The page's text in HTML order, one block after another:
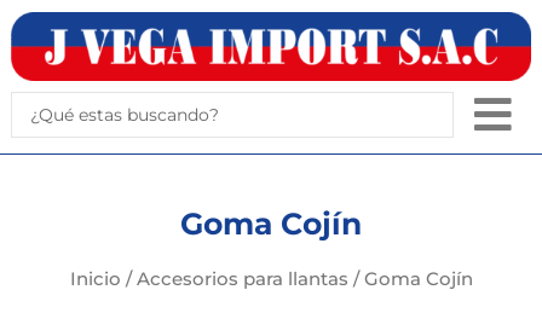
al
contenido
Goma Cojín
Inicio /Accesorios para llantas / Goma Cojín